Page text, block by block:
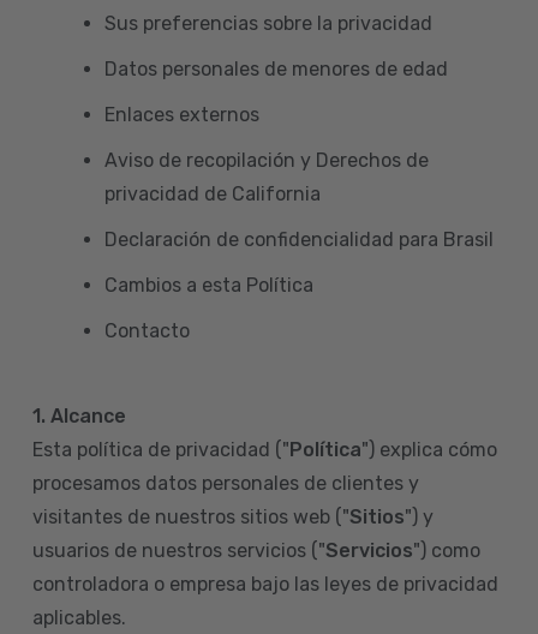
Sus preferencias sobre la privacidad
Datos personales de menores de edad
Enlaces externos
Aviso de recopilación y Derechos de
privacidad de California
Declaración de confidencialidad para Brasil
Cambios a esta Política
Contacto
1. Alcance
Esta política de privacidad ("Política") explica cómo
procesamos datos personales de clientes y
visitantes de nuestros sitios web ("Sitios") y
usuarios de nuestros servicios ("Servicios") como
controladora o empresa bajo las leyes de privacidad
aplicables.